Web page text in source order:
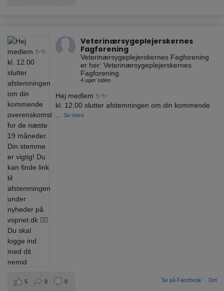
Veterinærsygeplejerskernes
Fagforening
Veterinærsygeplejerskernes Fagforening
er her: Veterinærsygeplejerskernes
Fagforening.
4 uger siden
Hej medlem ✨✨
kl. 12.00 slutter afstemningen om din kommende
...Se mere
Se på Facebook · Del
5 0 0